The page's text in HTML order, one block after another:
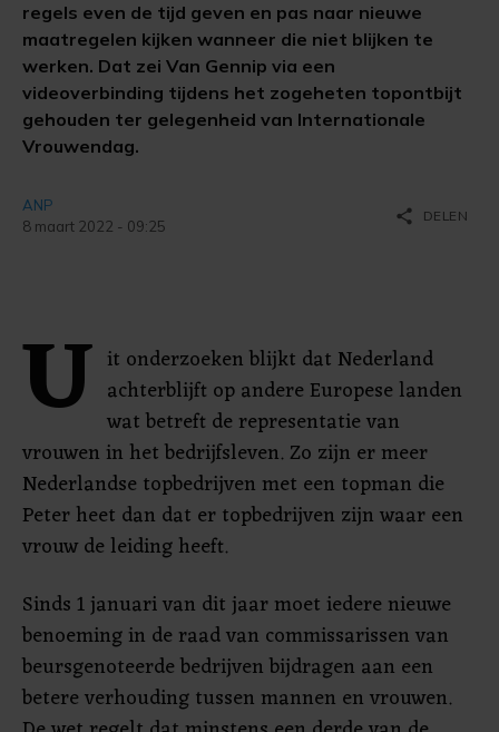
regels even de tijd geven en pas naar nieuwe
maatregelen kijken wanneer die niet blijken te
werken. Dat zei Van Gennip via een
videoverbinding tijdens het zogeheten topontbijt
gehouden ter gelegenheid van Internationale
Vrouwendag.
ANP
8 maart 2022 - 09:25
share DELEN
U it onderzoeken blijkt dat Nederland
achterblijft op andere Europese landen
wat betreft de representatie van
vrouwen in het bedrijfsleven. Zo zijn er meer
Nederlandse topbedrijven met een topman die
Peter heet dan dat er topbedrijven zijn waar een
vrouw de leiding heeft.
Sinds 1 januari van dit jaar moet iedere nieuwe
benoeming in de raad van commissarissen van
beursgenoteerde bedrijven bijdragen aan een
betere verhouding tussen mannen en vrouwen.